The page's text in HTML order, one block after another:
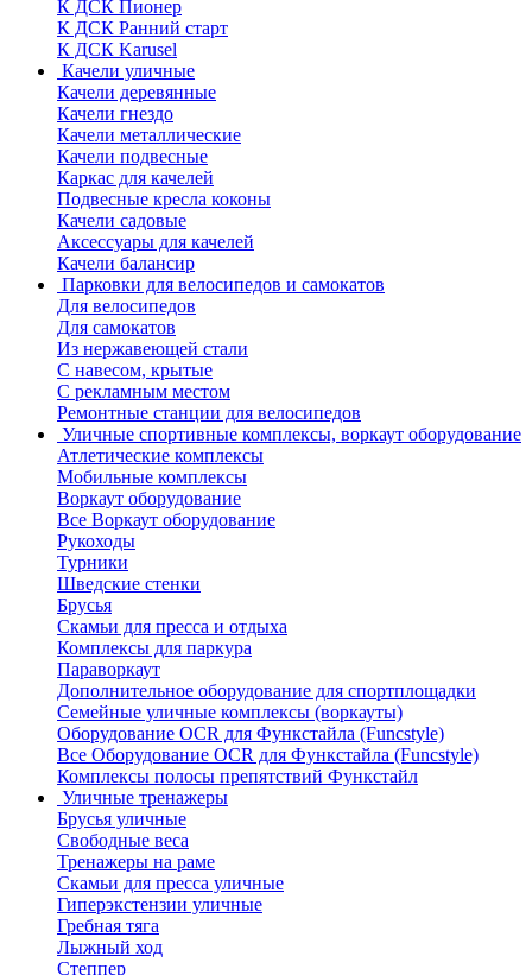
К ДСК Пионер
К ДСК Ранний старт
К ДСК Karusel
Качели уличные
Качели деревянные
Качели гнездо
Качели металлические
Качели подвесные
Каркас для качелей
Подвесные кресла коконы
Качели садовые
Аксессуары для качелей
Качели балансир
Парковки для велосипедов и самокатов
Для велосипедов
Для самокатов
Из нержавеющей стали
С навесом, крытые
С рекламным местом
Ремонтные станции для велосипедов
Уличные спортивные комплексы, воркаут оборудование
Атлетические комплексы
Мобильные комплексы
Воркаут оборудование
Все Воркаут оборудование
Рукоходы
Турники
Шведские стенки
Брусья
Скамьи для пресса и отдыха
Комплексы для паркура
Параворкаут
Дополнительное оборудование для спортплощадки
Семейные уличные комплексы (воркауты)
Оборудование OCR для Функстайла (Funcstyle)
Все Оборудование OCR для Функстайла (Funcstyle)
Комплексы полосы препятствий Функстайл
Уличные тренажеры
Брусья уличные
Свободные веса
Тренажеры на раме
Скамьи для пресса уличные
Гиперэкстензии уличные
Гребная тяга
Лыжный ход
Степпер